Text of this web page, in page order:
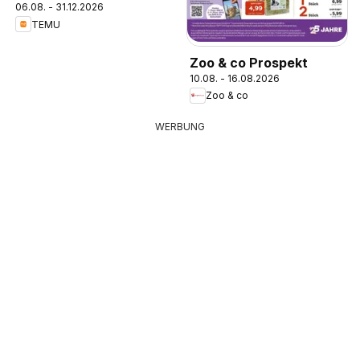
06.08. - 31.12.2026
TEMU
Zoo & co Prospekt
10.08. - 16.08.2026
Zoo & co
WERBUNG